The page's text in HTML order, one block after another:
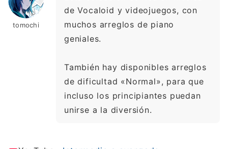
tomochi
de Vocaloid y videojuegos, con
muchos arreglos de piano
geniales.
También hay disponibles arreglos
de dificultad «Normal», para que
incluso los principiantes puedan
unirse a la diversión.